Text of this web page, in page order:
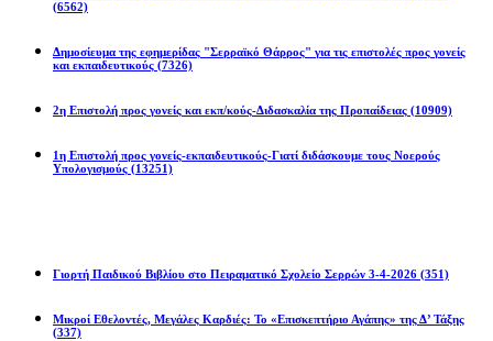
(6562)
Δημοσίευμα της εφημερίδας "Σερραϊκό Θάρρος" για τις επιστολές προς γονείς
και εκπαιδευτικούς (7326)
2η Eπιστολή προς γονείς και εκπ/κούς-Διδασκαλία της Προπαίδειας (10909)
1η Επιστολή προς γονείς-εκπαιδευτικούς-Γιατί διδάσκουμε τους Νοερούς
Υπολογισμούς (13251)
Γιορτή Παιδικού Βιβλίου στο Πειραματικό Σχολείο Σερρών 3-4-2026 (351)
Μικροί Εθελοντές, Μεγάλες Καρδιές: Το «Επισκεπτήριο Αγάπης» της Δ’ Τάξης
(337)